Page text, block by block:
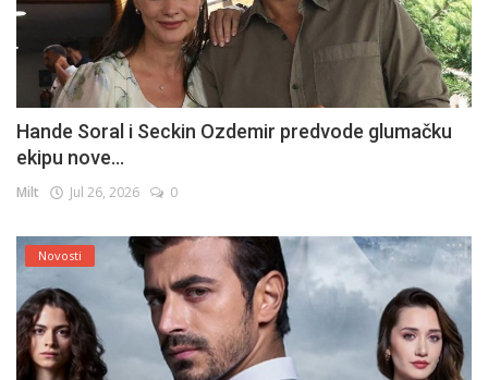
Hande Soral i Seckin Ozdemir predvode glumačku
ekipu nove...
Milt Jul 26, 2026 0
Novosti